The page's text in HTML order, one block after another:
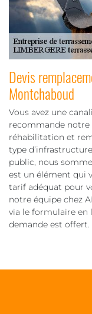
Devis
Montchaboud
Vous avez une
recommande notre
réhabilitation et
type
public, nous
est un élément qui
tarif adéquat pour
notre équipe chez
via le formulaire en
demande est offert.